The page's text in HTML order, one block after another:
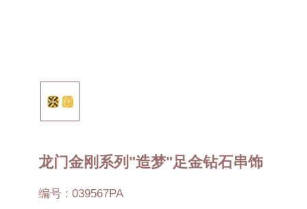
龙门金刚系列"造梦"足金钻石串饰
编号 : 039567PA